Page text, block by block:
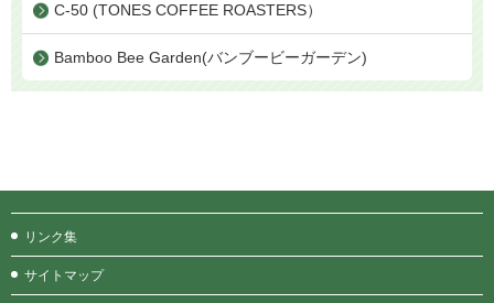
C-50 (TONES COFFEE ROASTERS）
Bamboo Bee Garden(バンブービーガーデン)
リンク集
サイトマップ